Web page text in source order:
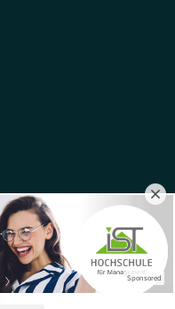
Sponsored
Nutzungsbedingungen